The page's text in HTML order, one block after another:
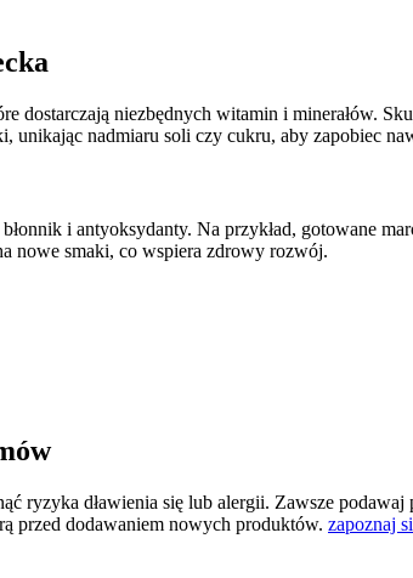
dostarczają niezbędnych witamin i minerałów.
nadmiaru soli czy cukru, aby zapobiec
i antyoksydanty. Na przykład, gotowane
nowe smaki, co wspiera zdrowy rozwój.
ryzyka dławienia się lub alergii. Zawsze
przed dodawaniem nowych produktów. zapoznaj